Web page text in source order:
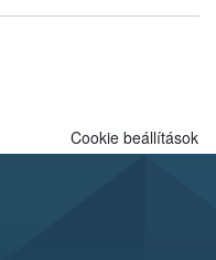
a szlovák
Cookie beállítások